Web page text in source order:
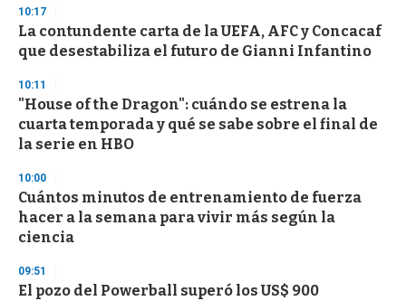
d
s
10:17
La contundente carta de la UEFA, AFC y Concacaf
que desestabiliza el futuro de Gianni Infantino
10:11
"House of the Dragon": cuándo se estrena la
cuarta temporada y qué se sabe sobre el final de
la serie en HBO
10:00
Cuántos minutos de entrenamiento de fuerza
hacer a la semana para vivir más según la
ciencia
09:51
El pozo del Powerball superó los US$ 900